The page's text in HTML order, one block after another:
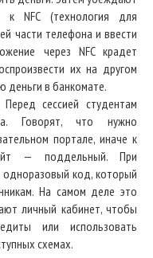
к NFC (технология для
части телефона и ввести
через NFC крадет
их на другом
деньги в банкомате.
сессией студентам
Говорят, что нужно
портале, иначе к
— поддельный. При
одноразовый код, который
На самом деле это
личный кабинет, чтобы
или использовать
схемах.